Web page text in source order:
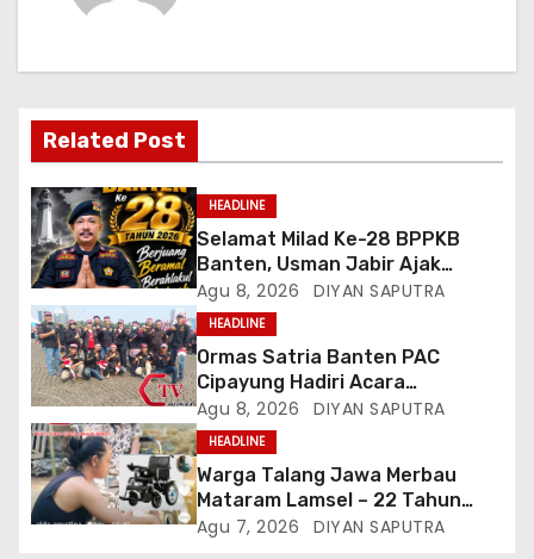
Related Post
HEADLINE
Selamat Milad Ke-28 BPPKB
Banten, Usman Jabir Ajak
Perkuat Solidaritas Dan
Kebersamaan
Agu 8, 2026 DIYAN SAPUTRA
HEADLINE
Ormas Satria Banten PAC
Cipayung Hadiri Acara
Menjelang HUT Ke-81
Kemerdekaan RI Di Silang Monas
Agu 8, 2026 DIYAN SAPUTRA
HEADLINE
Warga Talang Jawa Merbau
Mataram Lamsel – 22 Tahun
Lumpuh Vina Agustina Viral Di
Agu 7, 2026 DIYAN SAPUTRA